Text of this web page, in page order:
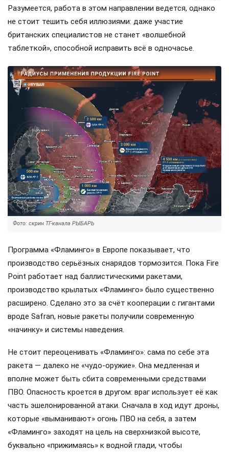
Разумеется, работа в этом направлении ведется, однако
не стоит тешить себя иллюзиями: даже участие
британских специалистов не станет «волшебной
таблеткой», способной исправить всё в одночасье.
Фото: скрин ТГ-канала РЫБАРЬ
Программа «Фламинго» в Европе показывает, что
производство серьёзных снарядов тормозится. Пока Fire
Point работает над баллистическими ракетами,
производство крылатых «Фламинго» было существенно
расширено. Сделано это за счёт кооперации с гигантами
вроде Safran, новые ракеты получили современную
«начинку» и системы наведения.
Не стоит переоценивать «Фламинго»: сама по себе эта
ракета — далеко не «чудо-оружие». Она медленная и
вполне может быть сбита современными средствами
ПВО. Опасность кроется в другом: враг использует её как
часть эшелонированной атаки. Сначала в ход идут дроны,
которые «выманивают» огонь ПВО на себя, а затем
«Фламинго» заходят на цель на сверхнизкой высоте,
буквально «прижимаясь» к водной глади, чтобы